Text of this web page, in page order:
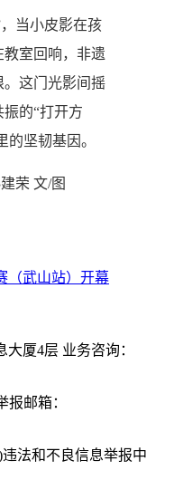
当小皮影在孩
室回响，非遗
。这门光影间摇
的“打开方
的坚韧基因。
荣 文/图
（武山站）开幕
厦4层 业务咨询：
报邮箱：
法和不良信息举报中